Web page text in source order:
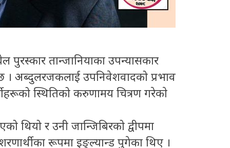
पुरस्कार तान्जानियाका उपन्यासकार
अब्दुलरजकलाई उपनिवेशवादको प्रभाव
स्थितिको करुणामय चित्रण गरेकाे
र उनी जान्जिबिरको द्वीपमा
रूपमा इङ्ल्यान्ड पुगेका थिए ।